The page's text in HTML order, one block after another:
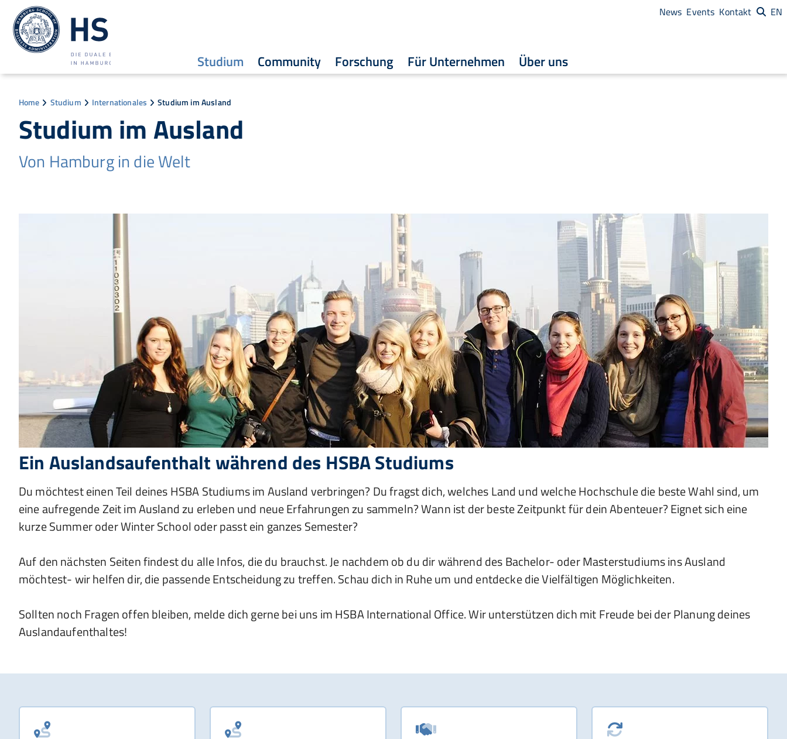
Studium Community Forschung Für Unternehmen Über uns
News Events Kontakt EN
Home Studium Internationales Studium im Ausland
Studium im Ausland
Von Hamburg in die Welt
Ein Auslandsaufenthalt während des HSBA Studiums
Du möchtest einen Teil deines HSBA Studiums im Ausland verbringen? Du fragst dich, welches Land und welche Hochschule die beste Wahl sind, um
eine aufregende Zeit im Ausland zu erleben und neue Erfahrungen zu sammeln? Wann ist der beste Zeitpunkt für dein Abenteuer? Eignet sich eine
kurze Summer oder Winter School oder passt ein ganzes Semester?
Auf den nächsten Seiten findest du alle Infos, die du brauchst. Je nachdem ob du dir während des Bachelor- oder Masterstudiums ins Ausland
möchtest- wir helfen dir, die passende Entscheidung zu treffen. Schau dich in Ruhe um und entdecke die Vielfältigen Möglichkeiten.
Sollten noch Fragen offen bleiben, melde dich gerne bei uns im HSBA International Office. Wir unterstützen dich mit Freude bei der Planung deines
Auslandaufenthaltes!